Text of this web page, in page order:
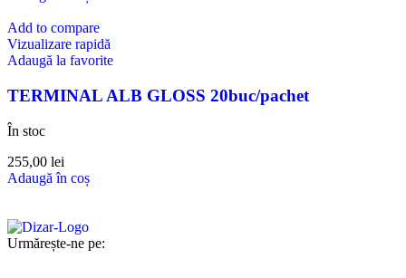
Add to compare
Vizualizare rapidă
Adaugă la favorite
TERMINAL ALB GLOSS 20buc/pachet
În stoc
255,00 lei
Adaugă în coș
Urmărește-ne pe: